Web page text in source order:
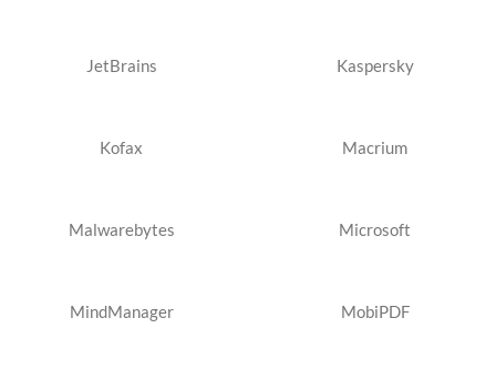
JetBrains Kaspersky
Kofax Macrium
Malwarebytes Microsoft
MindManager MobiPDF